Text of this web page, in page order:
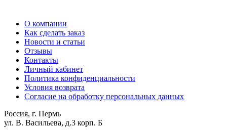
О компании
Как сделать заказ
Новости и статьи
Отзывы
Контакты
Личный кабинет
Политика конфиденциальности
Условия возврата
Согласие на обработку персональных данных
Россия, г. Пермь
ул. В. Васильева, д.3 корп. Б